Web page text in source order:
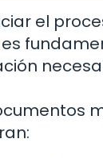
el